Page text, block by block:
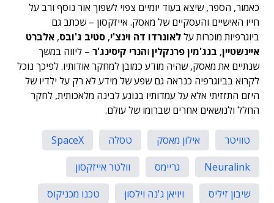
כאמור, הספר, שיצא בעוד יומיים צפוי לשפוך אור נוסף ורב על
חייו האישיים והעסקיים של מאסק. אייזקסון – שכתב גם
ביוגרפיות מוכרות עללאונרדו דה וינצ'י, סטיב ג'ובס, אלברט
איינשטיין, בנג'מין פרנקלין והנרי קיסינג'ר – ליווה במשך
שנתיים את מאסק, שהיה מודע כמובן למחקר אודותיו. לפיכך נוכל
לקרוא בביוגרפיה כנראה גם שפע של מידע לא רק על ילדיו של
היזם התזזיתי אלא על עמדותיו בנוגע לבינה מלאכותית, לחקר
החלל ולנושאים אחרים שברומו של עולם.
טוויטר אילון מאסק טסלה
SpaceX
Neuralink
גריימס
וולטר אייזקסון
שיבון זיליס
ויויאן ג'נה וילסון
טכנו מכניקוס